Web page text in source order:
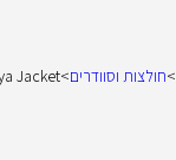
>חולצות וסוודרים>
Jacket